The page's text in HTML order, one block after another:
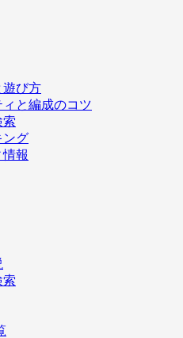
遊び方
と編成のコツ
索
ング
報
索